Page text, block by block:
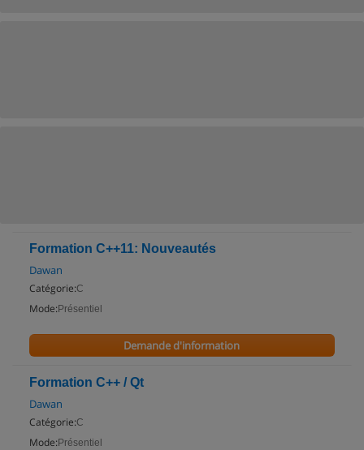
Formation C++11: Nouveautés
Dawan
Catégorie:C
Mode: Présentiel
Demande d'information
Formation C++ / Qt
Dawan
Catégorie:C
Mode: Présentiel